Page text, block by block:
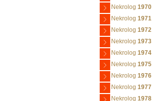
Nekrolog 1970
Nekrolog 1971
Nekrolog 1972
Nekrolog 1973
Nekrolog 1974
Nekrolog 1975
Nekrolog 1976
Nekrolog 1977
Nekrolog 1978